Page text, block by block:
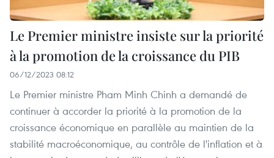
Le Premier ministre insiste sur la priorité
à la promotion de la croissance du PIB
06/12/2023 08:12
Le Premier ministre Pham Minh Chinh a demandé de
continuer à accorder la priorité à la promotion de la
croissance économique en parallèle au maintien de la
stabilité macroéconomique, au contrôle de l'inflation et à